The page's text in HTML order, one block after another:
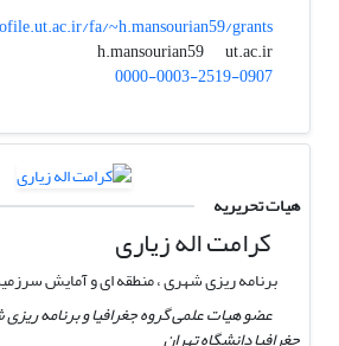
fa/~h.mansourian59/grants
h.mansourian59
ut.ac.ir
0000-0003-2519-0907
هیات تحریریه
کرامت اله زیاری
برنامه ریزی شهری ، منطقه ای و آمایش
عضو هیات علمی گروه جغرافیا و برنامه